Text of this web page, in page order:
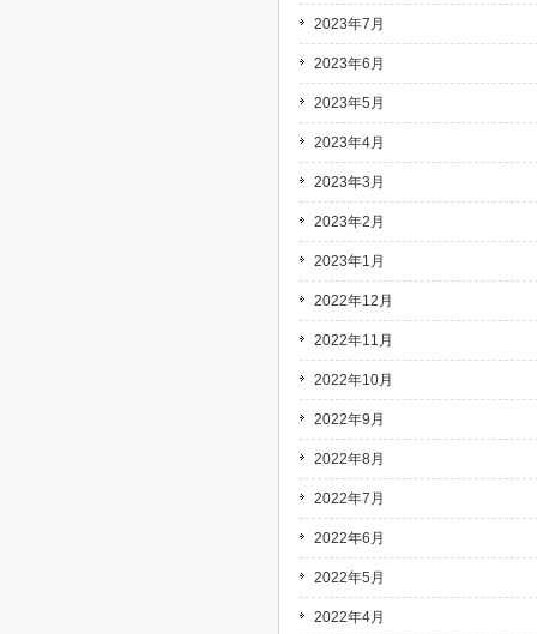
2023年7月
2023年6月
2023年5月
2023年4月
2023年3月
2023年2月
2023年1月
2022年12月
2022年11月
2022年10月
2022年9月
2022年8月
2022年7月
2022年6月
2022年5月
2022年4月